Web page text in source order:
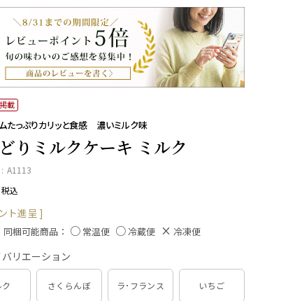
載
たっぷりカリッと食感 濃いミルク味
りミルクケーキ ミルク
A1113
税込
ト進呈 ]
同梱可能商品： 常温便 冷蔵便 冷凍便
リエーション
さくらんぼ ラ･フランス いちご